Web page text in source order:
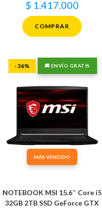
$ 1.417.000
COMPRAR
MÁS VENDIDO
🚚 ENVÍO GRATIS
-36%
NOTEBOOK MSI 15.6″ Core i5
32GB 2TB SSD GeForce GTX